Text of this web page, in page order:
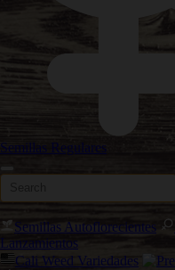
Semillas Regulares
Semillas Autoflorecientes
Lanzamientos
Cali Weed Variedades